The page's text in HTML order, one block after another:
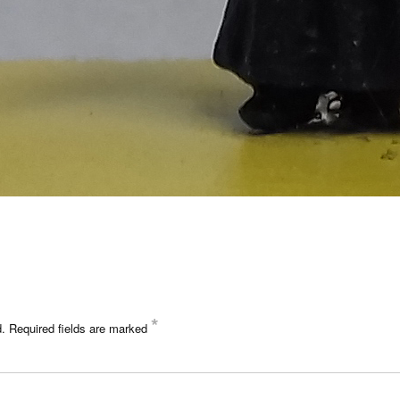
Required fields are marked *